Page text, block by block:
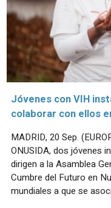
Jóvenes con VIH
colaborar con ellos
MADRID, 20 Sep.
ONUSIDA, dos jóvenes
dirigen a la Asamblea
Cumbre del Futuro en
mundiales a que se